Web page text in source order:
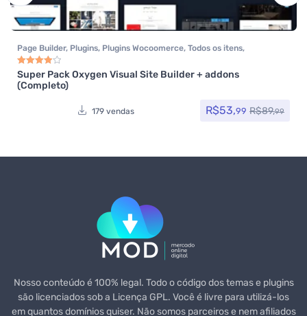
Page Builder, Plugins, Plugins Wocoomerce, Todos os itens,
Woocommerce
Avaliação 4.00de 5
Super Pack Oxygen Visual Site Builder + addons
(Completo)
179 vendas R$53,99 R$89,99
Nosso conteúdo é 100% legal. Todo o código dos temas e plugins
são licenciados sob a Licença GPL. Você é livre para utilizá-los
em quantos domínios quiser. Não somos parceiros e nem afiliados